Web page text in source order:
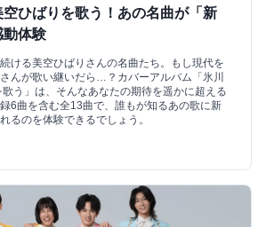
ひばりを歌う！あの名曲が「新
動体験
ける美空ひばりさんの名曲たち。もし現代を
んが歌い継いだら…？カバーアルバム「氷川
う」は、そんなあなたの期待を遥かに超える
6曲を含む全13曲で、誰もが知るあの歌に新
るのを体験できるでしょう。